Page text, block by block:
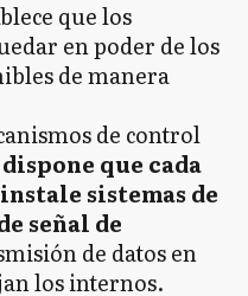
que los
en poder de los
de manera
de control
que cada
sistemas de
señal de
de datos en
los internos.